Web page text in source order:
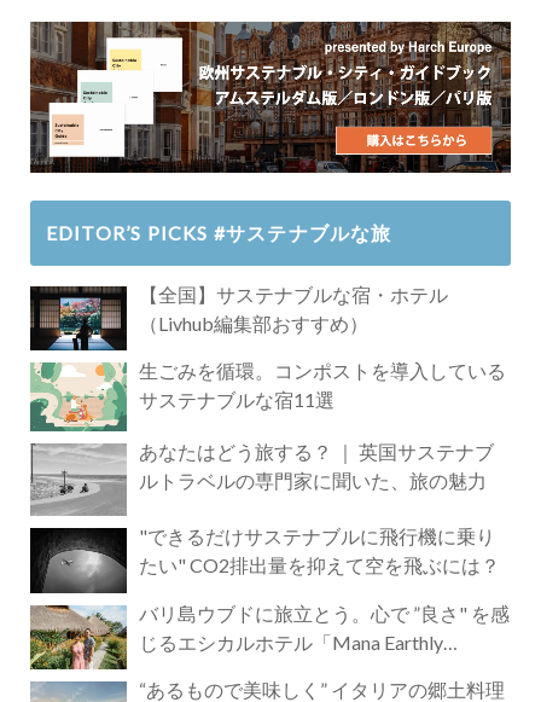
EDITOR’S PICKS #サステナブルな旅
【全国】サステナブルな宿・ホテル
（Livhub編集部おすすめ）
生ごみを循環。コンポストを導入している
サステナブルな宿11選
あなたはどう旅する？ ｜ 英国サステナブ
ルトラベルの専門家に聞いた、旅の魅力
"できるだけサステナブルに飛行機に乗り
たい" CO2排出量を抑えて空を飛ぶには？
バリ島ウブドに旅立とう。心で ”良さ" を感
じるエシカルホテル「Mana Earthly
“あるもので美味しく” イタリアの郷土料理